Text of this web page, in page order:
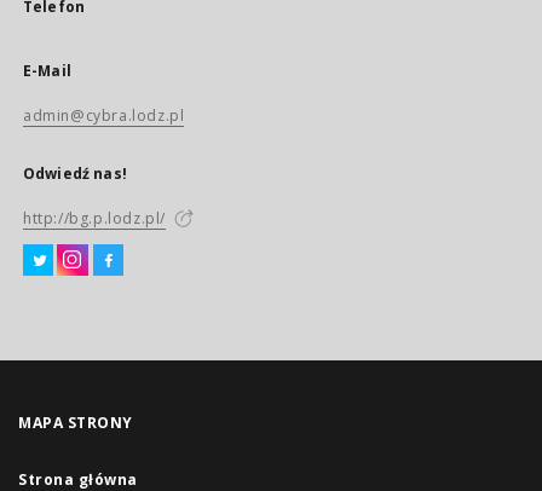
Telefon
E-Mail
admin@cybra.lodz.pl
Odwiedź nas!
http://bg.p.lodz.pl/
MAPA STRONY
Strona główna